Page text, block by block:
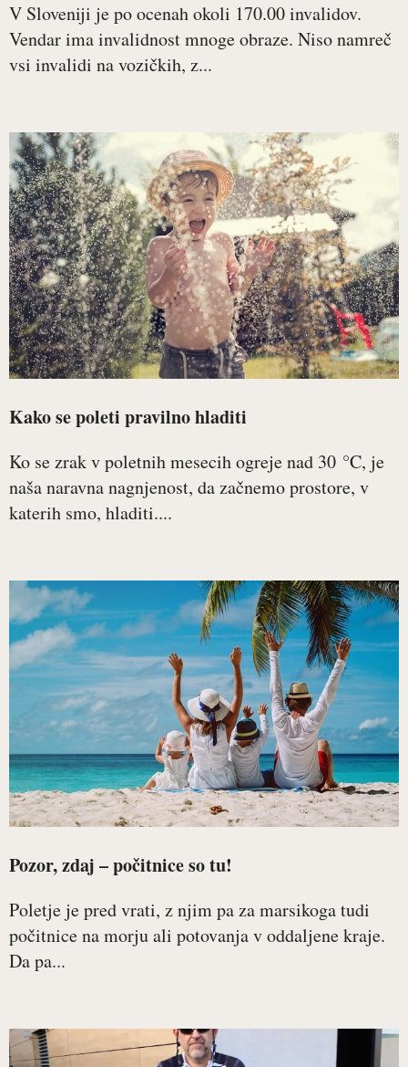
V Sloveniji je po ocenah okoli 170.00 invalidov.
Vendar ima invalidnost mnoge obraze. Niso namreč
vsi invalidi na vozičkih, z...
Kako se poleti pravilno hladiti
Ko se zrak v poletnih mesecih ogreje nad 30 °C, je
naša naravna nagnjenost, da začnemo prostore, v
katerih smo, hladiti....
Pozor, zdaj – počitnice so tu!
Poletje je pred vrati, z njim pa za marsikoga tudi
počitnice na morju ali potovanja v oddaljene kraje.
Da pa...